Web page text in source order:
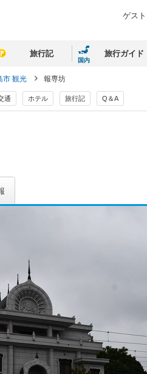
ゲスト
旅行記
国内
旅行ガイド
市 観光 報専坊
通 ホテル 旅行記 Q＆A